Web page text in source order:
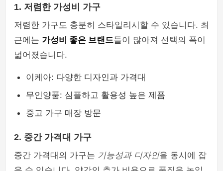
1. 저렴한 가성비 가구
저렴한 가구도 충분히 스타일리시할 수 있습니다. 최
근에는 가성비 좋은 브랜드들이 많아져 선택의 폭이
넓어졌습니다.
이케아: 다양한 디자인과 가격대
무인양품: 심플하고 활용성 높은 제품
중고 가구 매장 방문
2. 중간 가격대 가구
중간 가격대의 가구는 기능성과 디자인을 동시에 잡